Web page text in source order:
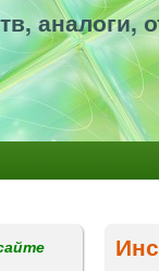
аналоги,